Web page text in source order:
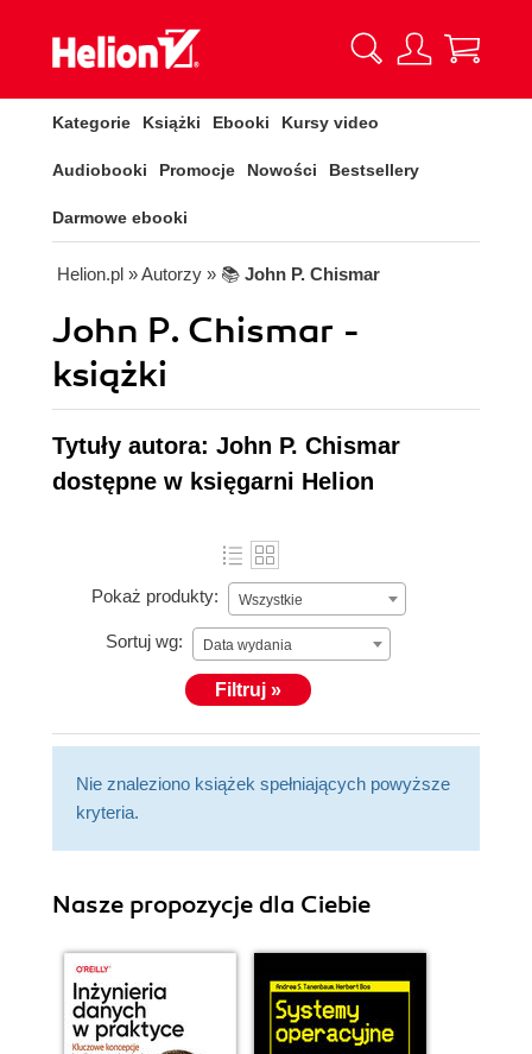
Kategorie Książki Ebooki Kursy video
Audiobooki Promocje Nowości Bestsellery
Darmowe ebooki
Helion.pl » Autorzy » 📚 John P. Chismar
John P. Chismar -
książki
Tytuły autora: John P. Chismar
dostępne w księgarni Helion
Pokaż produkty: Wszystkie
Sortuj wg: Data wydania
Filtruj »
Nie znaleziono książek spełniających powyższe
kryteria.
Nasze propozycje dla Ciebie